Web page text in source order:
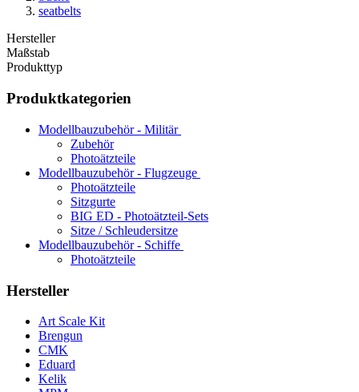
seatbelts
Hersteller
Maßstab
Produkttyp
Produktkategorien
Modellbauzubehör - Militär
Zubehör
Photoätzteile
Modellbauzubehör - Flugzeuge
Photoätzteile
Sitzgurte
BIG ED - Photoätzteil-Sets
Sitze / Schleudersitze
Modellbauzubehör - Schiffe
Photoätzteile
Hersteller
Art Scale Kit
Brengun
CMK
Eduard
Kelik